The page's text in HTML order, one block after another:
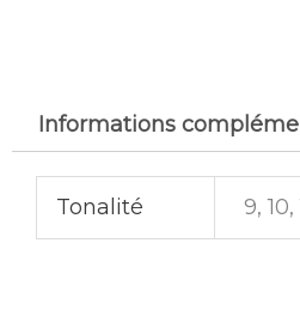
Informations
Tonalité 9, 10,